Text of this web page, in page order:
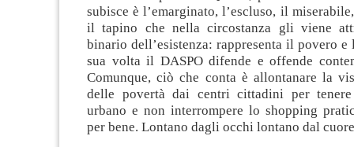
subisce è l’emarginato, l’escluso, il
il tapino che nella circostanza gli viene
binario dell’esistenza: rappresenta il povero e
sua volta il DASPO difende e offende
Comunque, ciò che conta è allontanare la
delle povertà dai centri cittadini per
urbano e non interrompere lo shopping
per bene. Lontano dagli occhi lontano dal